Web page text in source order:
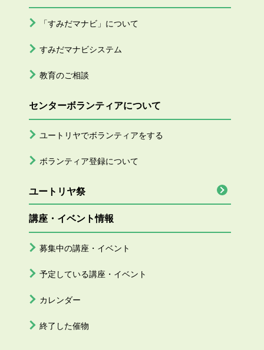
「すみだマナビ」について
すみだマナビシステム
教育のご相談
センターボランティアについて
ユートリヤでボランティアをする
ボランティア登録について
ユートリヤ祭
講座・イベント情報
募集中の講座・イベント
予定している講座・イベント
カレンダー
終了した催物